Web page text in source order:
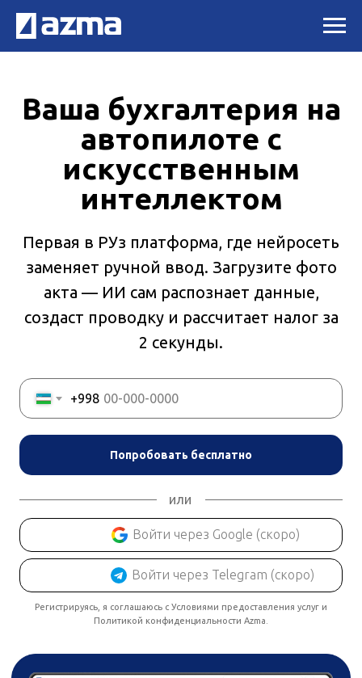
Первая в РУз платформа, где нейросеть
заменяет ручной ввод. Загрузите фото
акта — ИИ сам распознает данные,
создаст проводку и рассчитает налог за
2 секунды.
Регистрируясь, я соглашаюсь с Условиями предоставления услуг и
Политикой конфиденциальности Azma.
или
Ваша бухгалтерия на
автопилоте с
искусственным
интеллектом
+998
Попробовать бесплатно
Войти через Telegram (скоро)
Войти через Google (скоро)